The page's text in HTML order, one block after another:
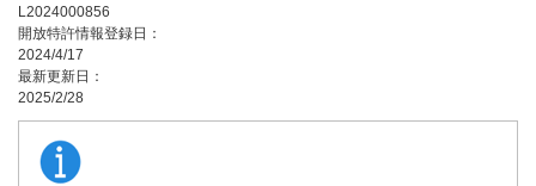
L2024000856
開放特許情報登録日：
2024/4/17
最新更新日：
2025/2/28